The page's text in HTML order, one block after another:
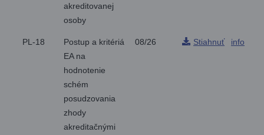
akreditovanej
osoby
PL-18
Postup a kritériá
EA na
hodnotenie
schém
posudzovania
zhody
akreditačnými
08/26 Stiahnuť info